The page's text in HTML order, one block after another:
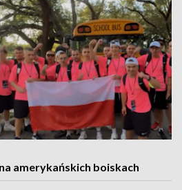
amerykańskich boiskach